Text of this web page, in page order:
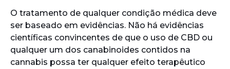
O tratamento de qualquer condição médica deve
ser baseado em evidências. Não há evidências
científicas convincentes de que o uso de CBD ou
qualquer um dos canabinoides contidos na
cannabis possa ter qualquer efeito terapêutico